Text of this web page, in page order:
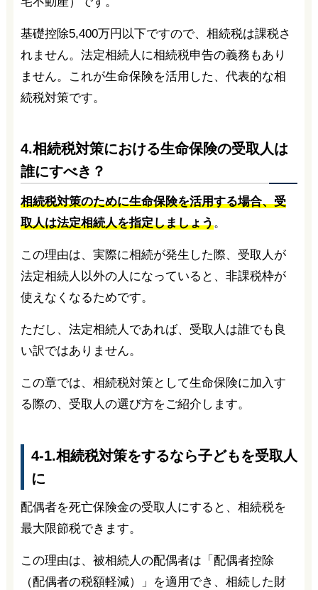
基礎控除5,400万円以下ですので、相続税は課税さ
れません。法定相続人に相続税申告の義務もあり
ません。これが生命保険を活用した、代表的な相
続税対策です。
4.相続税対策における生命保険の受取人は
誰にすべき？
相続税対策のために生命保険を活用する場合、受
取人は法定相続人を指定しましょう。
この理由は、実際に相続が発生した際、受取人が
法定相続人以外の人になっていると、非課税枠が
使えなくなるためです。
ただし、法定相続人であれば、受取人は誰でも良
い訳ではありません。
この章では、相続税対策として生命保険に加入す
る際の、受取人の選び方をご紹介します。
4-1.相続税対策をするなら子どもを受取人
に
配偶者を死亡保険金の受取人にすると、相続税を
最大限節税できます。
この理由は、被相続人の配偶者は「配偶者控除
（配偶者の税額軽減）」を適用でき、相続した財